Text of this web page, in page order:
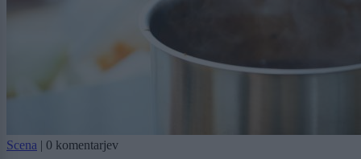
Scena | 0 komentarjev